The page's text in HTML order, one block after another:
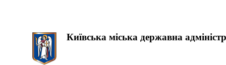
Київська міська державна